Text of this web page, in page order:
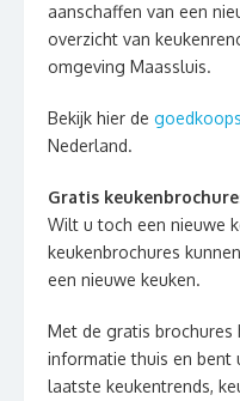
aanschaffen van een
overzicht van
omgeving Maassluis.
Bekijk hier de
Nederland.
Gratis
Wilt u toch een nieuwe
keukenbrochures
een nieuwe keuken.
Met de gratis brochures
informatie thuis en bent
laatste keukentrends,